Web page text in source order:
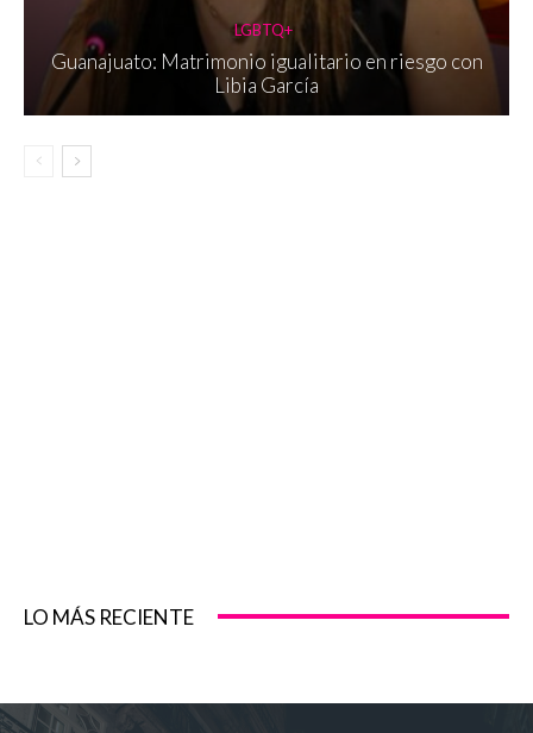
LGBTQ+
Guanajuato: Matrimonio igualitario en riesgo con
Libia García
LO MÁS RECIENTE